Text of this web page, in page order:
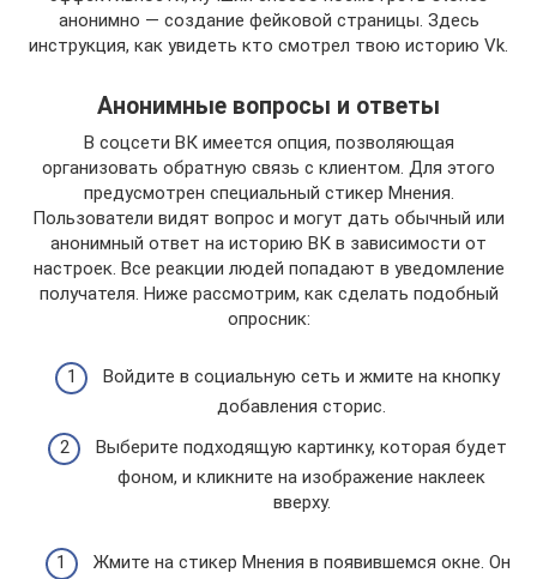
анонимно — создание фейковой страницы. Здесь
инструкция, как увидеть кто смотрел твою историю Vk.
Анонимные вопросы и ответы
В соцсети ВК имеется опция, позволяющая
организовать обратную связь с клиентом. Для этого
предусмотрен специальный стикер Мнения.
Пользователи видят вопрос и могут дать обычный или
анонимный ответ на историю ВК в зависимости от
настроек. Все реакции людей попадают в уведомление
получателя. Ниже рассмотрим, как сделать подобный
опросник:
Войдите в социальную сеть и жмите на кнопку
добавления сторис.
Выберите подходящую картинку, которая будет
фоном, и кликните на изображение наклеек
вверху.
Жмите на стикер Мнения в появившемся окне. Он